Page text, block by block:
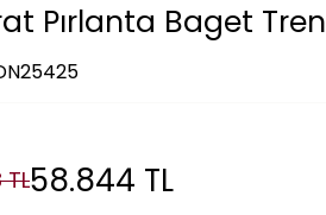
Pırlanta Baget
TL58.844 TL